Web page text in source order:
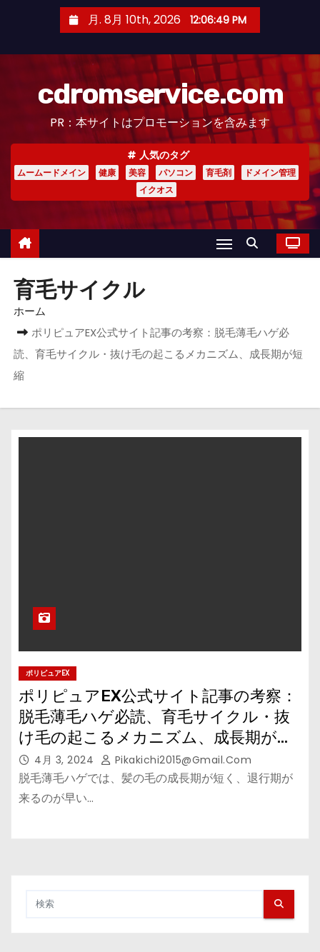
月. 8月 10th, 2026 12:06:50 PM
cdromservice.com
PR：本サイトはプロモーションを含みます
人気のタグ
ムームードメイン 健康 美容 パソコン 育毛剤
ドメイン管理
イクオス
育毛サイクル
ホーム
ポリピュアEX公式サイト記事の考察：脱毛薄毛ハゲ必
読、育毛サイクル・抜け毛の起こるメカニズム、成長期が短
縮
ポリピュアEX
ポリピュアEX公式サイト記事の考察：
脱毛薄毛ハゲ必読、育毛サイクル・抜
け毛の起こるメカニズム、成長期が短
縮 4月 3, 2024 Pikakichi2015@gmail.com
脱毛薄毛ハゲでは、髪の毛の成長期が短く、退行期が
来るのが早い…